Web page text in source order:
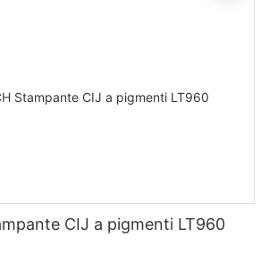
CIJ a pigmenti LT960